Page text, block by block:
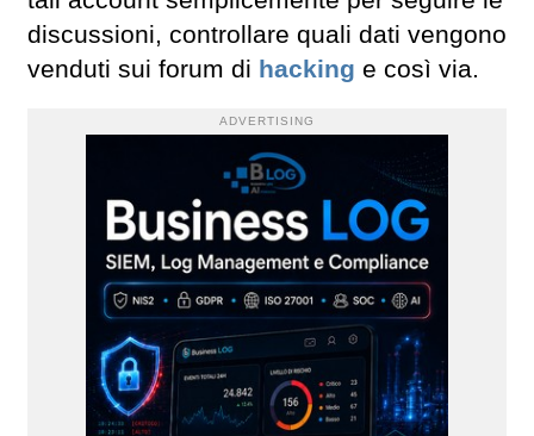
discussioni, controllare quali dati vengono
venduti sui forum di hacking e così via.
ADVERTISING